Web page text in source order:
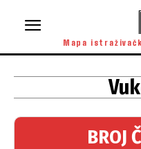
Mapa
BROJ